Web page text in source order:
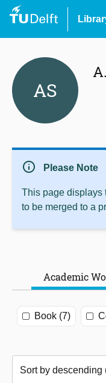
AS
info Please Note
This page displays
to be merged to a
Academic
Book (7)